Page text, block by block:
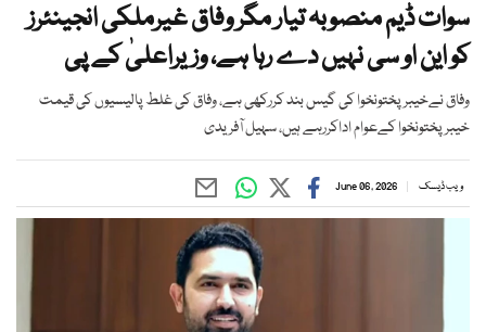
سوات ڈیم منصوبہ تیار مگر وفاق غیرملکی انجینئرز
کو این او سی نہیں دے رہا ہے، وزیراعلیٰ کے پی
وفاق نےخیبرپختونخوا کی گیس بند کررکھی ہے، وفاق کی غلط پالیسیوں کی قیمت
خیبرپختونخوا کےعوام اداکررہے ہیں، سہیل آفریدی
ویب ڈیسک June 06, 2026